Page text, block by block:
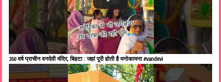
350 वर्ष प्राचीन वनदेवी मंदिर, बिहटा : जहां पूरी होती है मनोकामना #vandevi